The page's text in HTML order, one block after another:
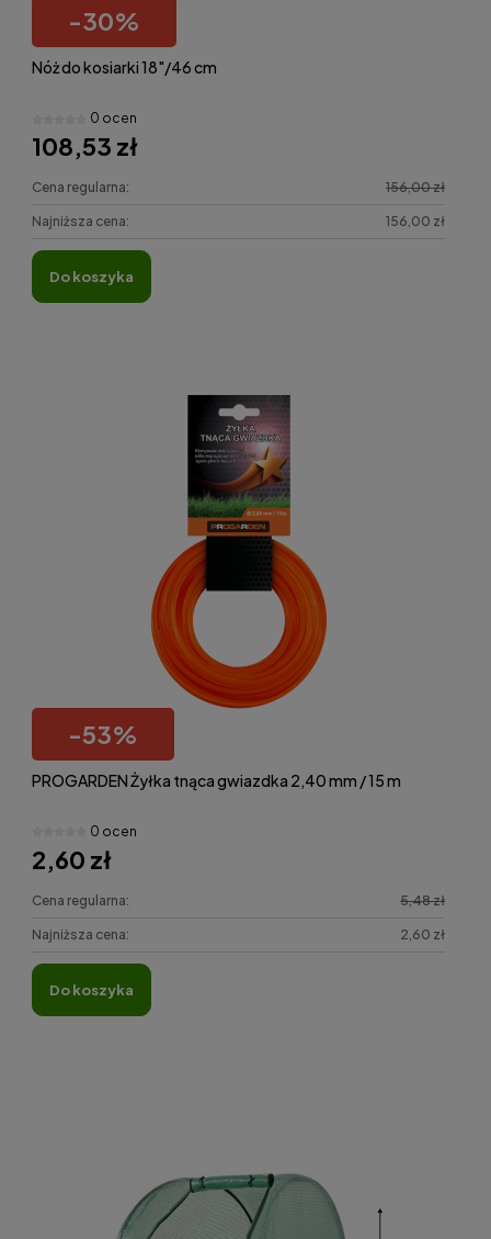
-30%
Nóż do kosiarki 18"/46 cm
0 ocen
108,53 zł
Cena regularna: 156,00 zł
Najniższa cena: 156,00 zł
do koszyka
-53%
PROGARDEN Żyłka tnąca gwiazdka 2,40 mm / 15 m
0 ocen
2,60 zł
Cena regularna: 5,48 zł
Najniższa cena: 2,60 zł
do koszyka